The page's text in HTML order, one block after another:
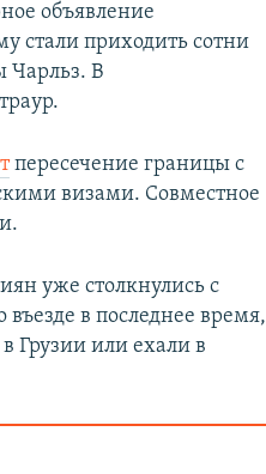
объявление
стали приходить сотни
Чарльз. В
пересечение границы с
визами. Совместное
уже столкнулись с
въезде в последнее время,
Грузии или ехали в